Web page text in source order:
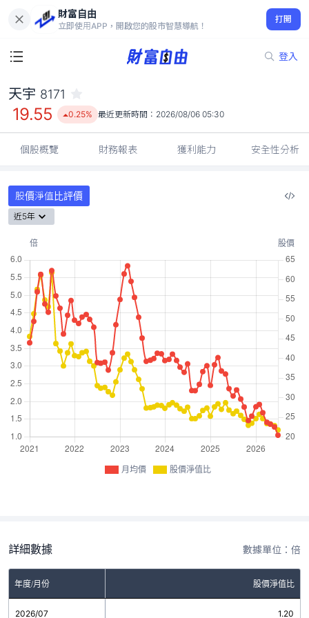
財富自由
立即使用APP，開啟您的股市智慧導航！
打開
登入
19.55
0.25%
天宇 8171
19.55 0.25% 最近更新時間： 2026/08/06 05:30
個股概覽 財務報表 獲利能力 安全性分析
股價淨值比評價
近5年
月均價 股價淨值比
詳細數據 數據單位：倍
年度/月份 股價淨值比
2026/07 1.20